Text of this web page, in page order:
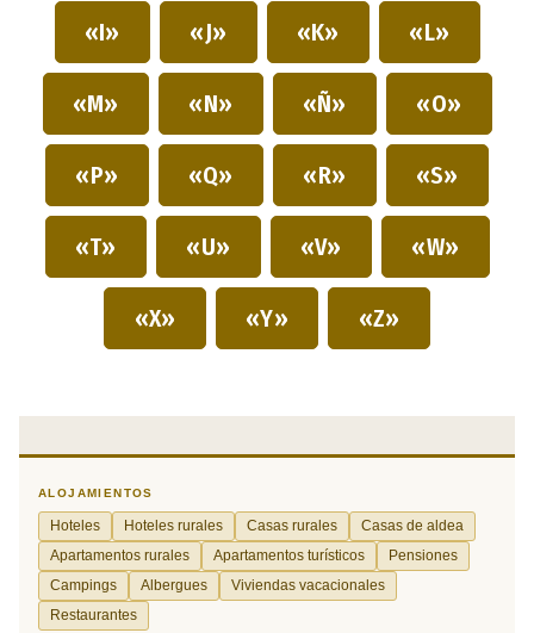
«I» «J» «K» «L»
«M» «N» «Ñ» «O»
«P» «Q» «R» «S»
«T» «U» «V» «W»
«X» «Y» «Z»